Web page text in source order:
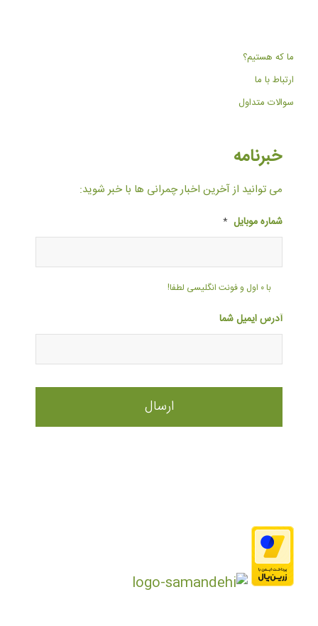
ما که هستیم؟
ارتباط با ما
سوالات متداول
خبرنامه
می توانید از آخرین اخبار چمرانی ها با خبر شوید:
شماره موبایل *
با ۰ اول و فونت انگلیسی لطفا!
آدرس ایمیل شما